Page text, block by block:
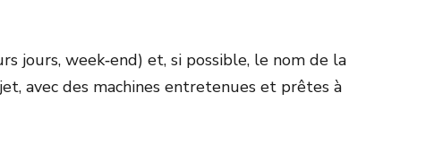
jours, week‑end) et, si possible, le nom de la
avec des machines entretenues et prêtes à